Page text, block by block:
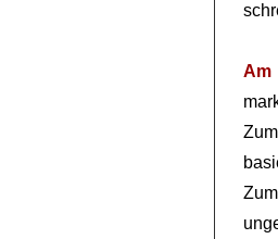
Am